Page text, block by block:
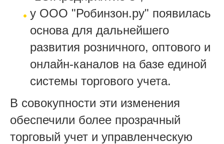
у ООО "Робинзон.ру" появилась
основа для дальнейшего
развития розничного, оптового и
онлайн-каналов на базе единой
системы торгового учета.
В совокупности эти изменения
обеспечили более прозрачный
торговый учет и управленческую